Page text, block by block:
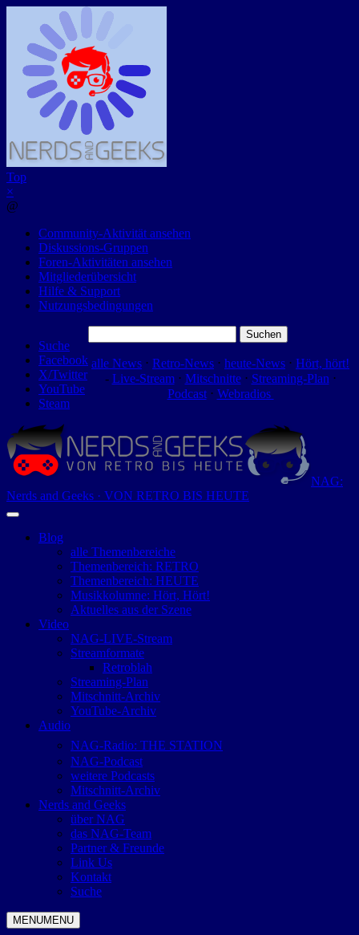
Top
×
@
Community-Aktivität ansehen
Diskussions-Gruppen
Foren-Aktivitäten ansehen
Mitgliederübersicht
Hilfe & Support
Nutzungsbedingungen
Suche
Facebook
X/Twitter
YouTube
Steam
nach:
alle News ⋅ Retro-News ⋅ heute-News ⋅ Hört, hört!
- Live-Stream⋅ Mitschnitte⋅ Streaming-Plan ⋅
Podcast⋅ Webradios
NAG:
Nerds and Geeks · VON RETRO BIS HEUTE
Blog
alle Themenbereiche
Themenbereich: RETRO
Themenbereich: HEUTE
Musikkolumne: Hört, Hört!
Aktuelles aus der Szene
Video
NAG-LIVE-Stream
Streamformate
Retroblah
Streaming-Plan
Mitschnitt-Archiv
YouTube-Archiv
Audio
NAG-Radio: THE STATION
NAG-Podcast
weitere Podcasts
Mitschnitt-Archiv
Nerds and Geeks
über NAG
das NAG-Team
Partner & Freunde
Link Us
Kontakt
Suche
MENUMENU